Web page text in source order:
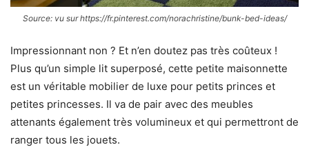
Source: vu sur https://fr.pinterest.com/norachristine/bunk-bed-ideas/
Impressionnant non ? Et n’en doutez pas très coûteux !
Plus qu’un simple lit superposé, cette petite maisonnette
est un véritable mobilier de luxe pour petits princes et
petites princesses. Il va de pair avec des meubles
attenants également très volumineux et qui permettront de
ranger tous les jouets.